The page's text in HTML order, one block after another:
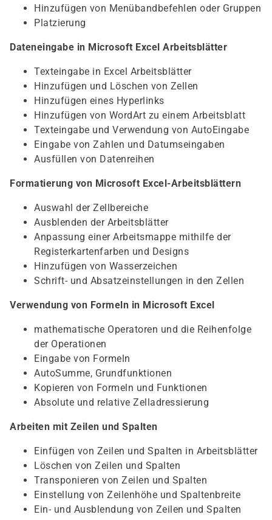
Hinzufügen von Menübandbefehlen oder Gruppen
Platzierung
Dateneingabe in Microsoft Excel Arbeitsblätter
Texteingabe in Excel Arbeitsblätter
Hinzufügen und Löschen von Zellen
Hinzufügen eines Hyperlinks
Hinzufügen von WordArt zu einem Arbeitsblatt
Texteingabe und Verwendung von AutoEingabe
Eingabe von Zahlen und Datumseingaben
Ausfüllen von Datenreihen
Formatierung von Microsoft Excel-Arbeitsblättern
Auswahl der Zellbereiche
Ausblenden der Arbeitsblätter
Anpassung einer Arbeitsmappe mithilfe der
Registerkartenfarben und Designs
Hinzufügen von Wasserzeichen
Schrift- und Absatzeinstellungen in den Zellen
Verwendung von Formeln in Microsoft Excel
mathematische Operatoren und die Reihenfolge
der Operationen
Eingabe von Formeln
AutoSumme, Grundfunktionen
Kopieren von Formeln und Funktionen
Absolute und relative Zelladressierung
Arbeiten mit Zeilen und Spalten
Einfügen von Zeilen und Spalten in Arbeitsblätter
Löschen von Zeilen und Spalten
Transponieren von Zeilen und Spalten
Einstellung von Zeilenhöhe und Spaltenbreite
Ein- und Ausblendung von Zeilen und Spalten